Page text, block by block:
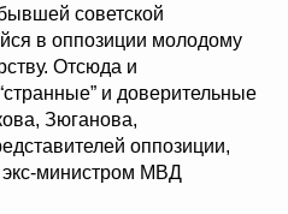
советской
в оппозиции молодому
Отсюда и
и доверительные
Зюганова,
оппозиции,
министром МВД